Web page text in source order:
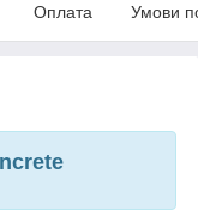
Оплата Умови